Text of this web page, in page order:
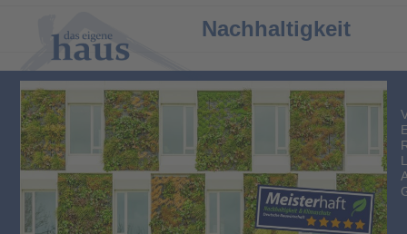
mobile
menu
mobile
menu
Nachhaltigkeit
L